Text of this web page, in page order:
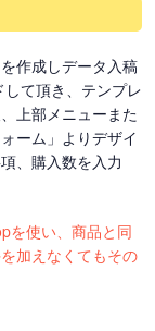
作成しデータ入稿
て頂き、テンプレ
上部メニューまた
ーム」よりデザイ
、購入数を入力
を使い、商品と同
加えなくてもその